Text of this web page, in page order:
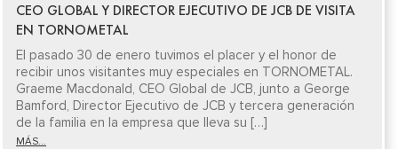
CEO GLOBAL Y DIRECTOR EJECUTIVO DE JCB DE VISITA
EN TORNOMETAL
El pasado 30 de enero tuvimos el placer y el honor de
recibir unos visitantes muy especiales en TORNOMETAL.
Graeme Macdonald, CEO Global de JCB, junto a George
Bamford, Director Ejecutivo de JCB y tercera generación
de la familia en la empresa que lleva su […]
MÁS...